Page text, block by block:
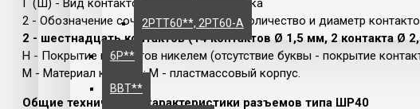
2РТТ60**, 2РТ60-А
6Р**
ВВТ**
Г (Ш) - Вид контактов:
, Ш-вилка
2 - Обозначение сочетания контактов (количество и диаметр
2 - шестнадцать контактов (14 контактов Ø 1,5 мм, 2 контакта Ø
Н - Покрытие контактов никелем (отсутствие буквы - покрытие
М - Материал корпуса: М - пластмассовый корпус.
Общие технические характеристики разъемов типа ШР40